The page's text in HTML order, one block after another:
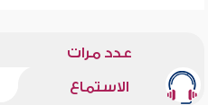
عدد مرات
الاستماع